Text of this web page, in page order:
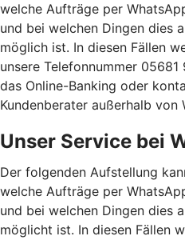
welche Aufträge per
und bei welchen Dingen dies
möglich ist. In diesen Fällen
unsere Telefonnummer
das Online-Banking oder
Kundenberater außerhalb von
Unser Service bei
Der folgenden Aufstellung
welche Aufträge per
und bei welchen Dingen dies
möglicht ist. In diesen Fällen